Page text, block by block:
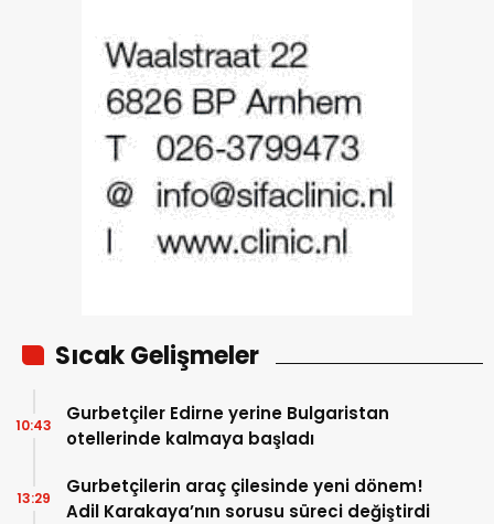
Sıcak Gelişmeler
Gurbetçiler Edirne yerine Bulgaristan
otellerinde kalmaya başladı
10:43
Gurbetçilerin araç çilesinde yeni dönem!
Adil Karakaya’nın sorusu süreci değiştirdi
13:29